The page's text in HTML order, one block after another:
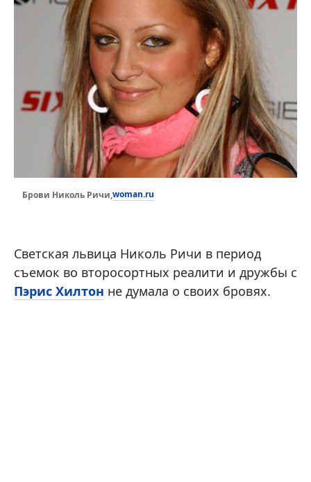
Брови Николь Ричи,woman.ru
Светская львица Николь Ричи в период
съемок во второсортных реалити и дружбы с
Пэрис Хилтон не думала о своих бровях.